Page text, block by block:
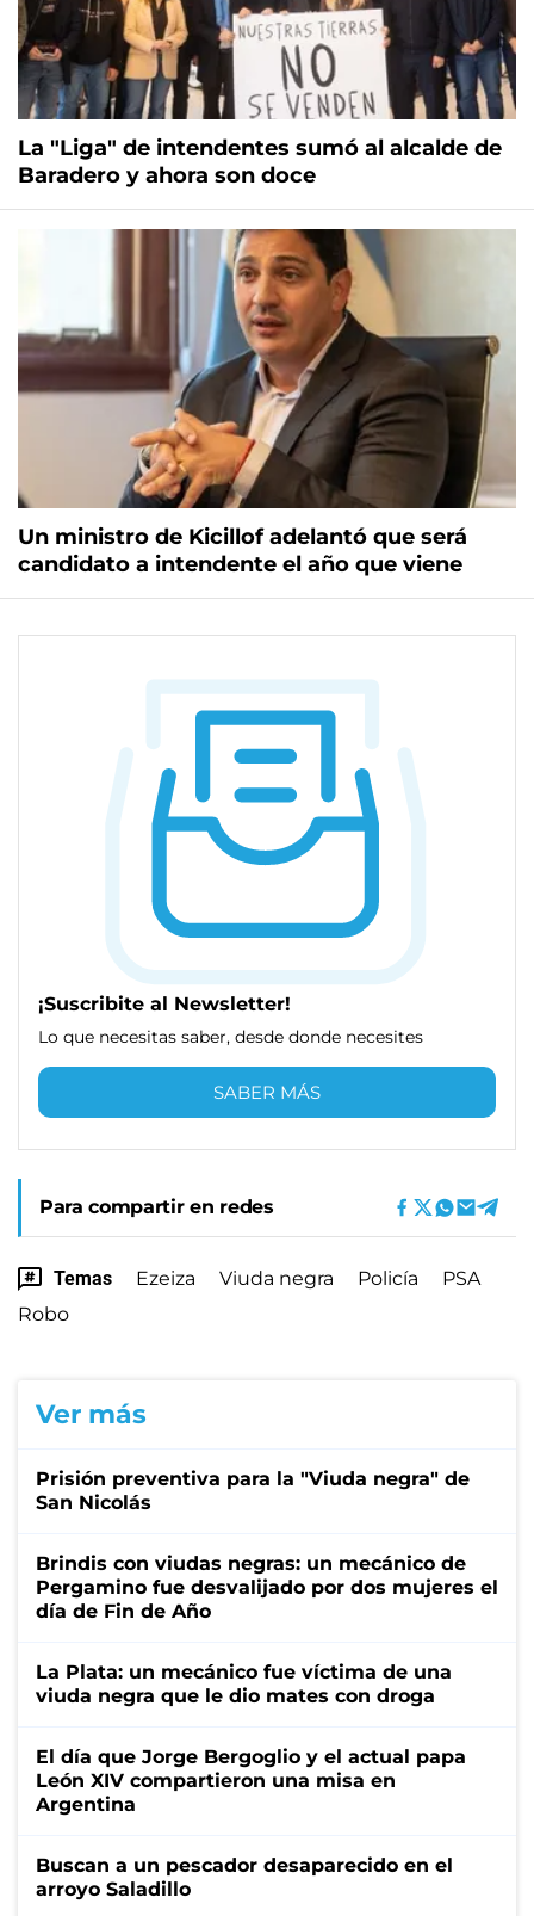
La "Liga" de intendentes sumó al alcalde de
Baradero y ahora son doce
Un ministro de Kicillof adelantó que será
candidato a intendente el año que viene
¡Suscribite al Newsletter!
Lo que necesitas saber, desde donde necesites
SABER MÁS
Para compartir en redes
Temas Ezeiza Viuda negra Policía
PSA
Robo
Ver más
Prisión preventiva para la "Viuda negra" de
San Nicolás
Brindis con viudas negras: un mecánico de
Pergamino fue desvalijado por dos mujeres el
día de Fin de Año
La Plata: un mecánico fue víctima de una
viuda negra que le dio mates con droga
El día que Jorge Bergoglio y el actual papa
León XIV compartieron una misa en
Argentina
Buscan a un pescador desaparecido en el
arroyo Saladillo